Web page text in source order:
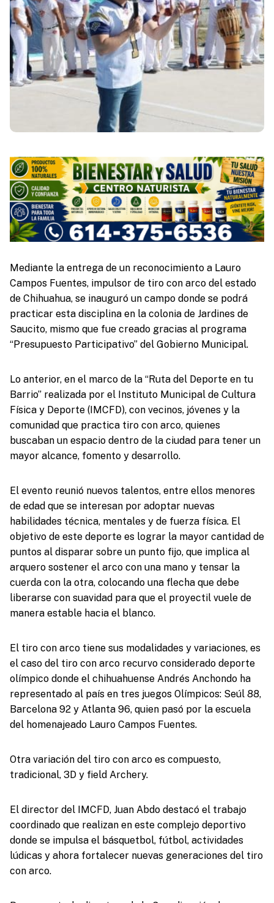
Mediante la entrega de un reconocimiento a Lauro
Campos Fuentes, impulsor de tiro con arco del estado
de Chihuahua, se inauguró un campo donde se podrá
practicar esta disciplina en la colonia de Jardines de
Saucito, mismo que fue creado gracias al programa
“Presupuesto Participativo” del Gobierno Municipal.
Lo anterior, en el marco de la “Ruta del Deporte en tu
Barrio” realizada por el Instituto Municipal de Cultura
Física y Deporte (IMCFD), con vecinos, jóvenes y la
comunidad que practica tiro con arco, quienes
buscaban un espacio dentro de la ciudad para tener un
mayor alcance, fomento y desarrollo.
El evento reunió nuevos talentos, entre ellos menores
de edad que se interesan por adoptar nuevas
habilidades técnica, mentales y de fuerza física. El
objetivo de este deporte es lograr la mayor cantidad de
puntos al disparar sobre un punto fijo, que implica al
arquero sostener el arco con una mano y tensar la
cuerda con la otra, colocando una flecha que debe
liberarse con suavidad para que el proyectil vuele de
manera estable hacia el blanco.
El tiro con arco tiene sus modalidades y variaciones, es
el caso del tiro con arco recurvo considerado deporte
olímpico donde el chihuahuense Andrés Anchondo ha
representado al país en tres juegos Olímpicos: Seúl 88,
Barcelona 92 y Atlanta 96, quien pasó por la escuela
del homenajeado Lauro Campos Fuentes.
Otra variación del tiro con arco es compuesto,
tradicional, 3D y field Archery.
El director del IMCFD, Juan Abdo destacó el trabajo
coordinado que realizan en este complejo deportivo
donde se impulsa el básquetbol, fútbol, actividades
lúdicas y ahora fortalecer nuevas generaciones del tiro
con arco.